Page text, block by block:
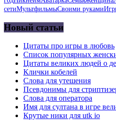
сетиМультфильмыСвоими руками
Новый статьи
Цитаты про игры в любовь
Список популярных
Цитаты великих людей о
Клички кобелей
Слова для утешения
Псевдонимы для
Слова для оператора
Имя для султана в игре
Крутые ники для utk io